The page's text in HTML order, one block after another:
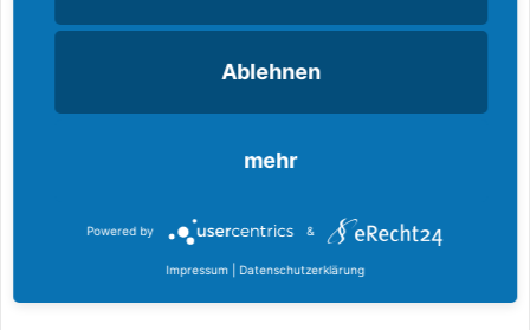
Ablehnen
mehr
Powered by &
Impressum Datenschutzerklärung